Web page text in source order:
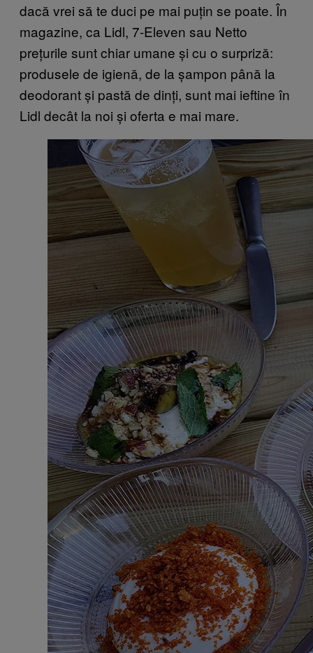
dacă vrei să te duci pe mai puțin se poate. În
magazine, ca Lidl, 7-Eleven sau Netto
prețurile sunt chiar umane și cu o surpriză:
produsele de igienă, de la șampon până la
deodorant și pastă de dinți, sunt mai ieftine în
Lidl decât la noi și oferta e mai mare.